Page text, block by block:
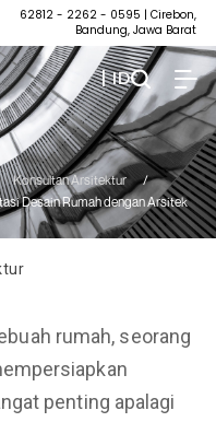
62812 - 2262 - 0595 | Cirebon,
Bandung, Jawa Barat
| ID
Konsultan Arsitektur
/
Desain Rumah dengan Arsitek
rumah, seorang
penting apalagi